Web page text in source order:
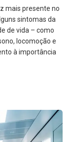
mais presente no
sintomas da
de vida – como
locomoção e
à importância